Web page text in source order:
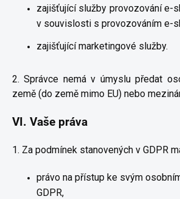
zajišťující služby provozování e-
v souvislosti s provozováním e-
zajišťující marketingové služby.
2. Správce nemá v úmyslu předat
země (do země mimo EU) nebo
VI. Vaše práva
1. Za podmínek stanovených v GDPR
právo na přístup ke svým
GDPR,